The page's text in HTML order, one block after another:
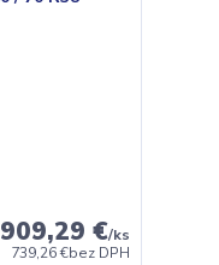
909,29 €/ks
739,26 €bez DPH